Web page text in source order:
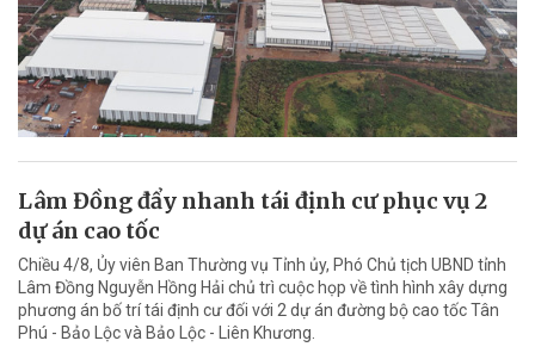
Lâm Đồng đẩy nhanh tái định cư phục vụ 2
dự án cao tốc
Chiều 4/8, Ủy viên Ban Thường vụ Tỉnh ủy, Phó Chủ tịch UBND tỉnh
Lâm Đồng Nguyễn Hồng Hải chủ trì cuộc họp về tình hình xây dựng
phương án bố trí tái định cư đối với 2 dự án đường bộ cao tốc Tân
Phú - Bảo Lộc và Bảo Lộc - Liên Khương.